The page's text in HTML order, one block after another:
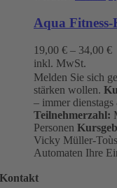
Aqua
19,00 € – 34,00 €
inkl. MwSt.
Melden Sie sich
stärken wollen.
– immer
Teilnehmerzahl:
Personen
Vicky Müller-
Automaten Ihre
Kontakt